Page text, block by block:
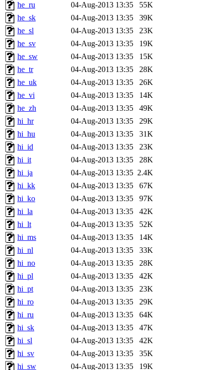
he_ru
04-Aug-2013 13:35
55K
he_sk
04-Aug-2013 13:35
39K
he_sl
04-Aug-2013 13:35
23K
he_sv
04-Aug-2013 13:35
19K
he_sw
04-Aug-2013 13:35
15K
he_tr
04-Aug-2013 13:35
28K
he_uk
04-Aug-2013 13:35
26K
he_vi
04-Aug-2013 13:35
14K
he_zh
04-Aug-2013 13:35
49K
hi_hr
04-Aug-2013 13:35
29K
hi_hu
04-Aug-2013 13:35
31K
hi_id
04-Aug-2013 13:35
23K
hi_it
04-Aug-2013 13:35
28K
hi_ja
04-Aug-2013 13:35 2.4K
hi_kk
04-Aug-2013 13:35
67K
hi_ko
04-Aug-2013 13:35
97K
hi_la
04-Aug-2013 13:35
42K
hi_lt
04-Aug-2013 13:35
52K
hi_ms
04-Aug-2013 13:35
14K
hi_nl
04-Aug-2013 13:35
33K
hi_no
04-Aug-2013 13:35
28K
hi_pl
04-Aug-2013 13:35
42K
hi_pt
04-Aug-2013 13:35
23K
hi_ro
04-Aug-2013 13:35
29K
hi_ru
04-Aug-2013 13:35
64K
hi_sk
04-Aug-2013 13:35
47K
hi_sl
04-Aug-2013 13:35
42K
hi_sv
04-Aug-2013 13:35
35K
hi_sw
04-Aug-2013 13:35
19K